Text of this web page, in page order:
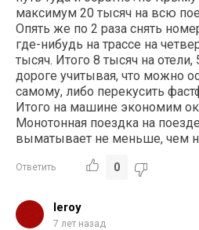
максимум 20 тысяч на всю
Опять же по 2 раза снять
где-нибудь на трассе на
тысяч. Итого 8 тысяч на отели,
дороге учитывая, что можно
самому, либо перекусить
Итого на машине экономим
Монотонная поездка на
выматывает не меньше, чем
Ответить 0
leroy
7 лет назад